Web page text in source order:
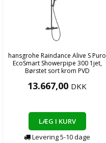
hansgrohe Raindance Alive S Puro
EcoSmart Showerpipe 300 1jet,
Børstet sort krom PVD
13.667,00 DKK
LÆG I KURV
Levering5-10dage